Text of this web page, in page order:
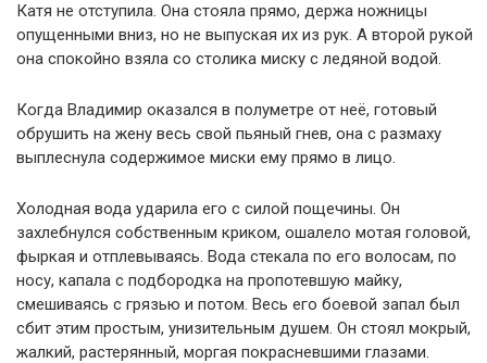
Катя не отступила. Она стояла прямо, держа ножницы
опущенными вниз, но не выпуская их из рук. А второй рукой
она спокойно взяла со столика миску с ледяной водой.
Когда Владимир оказался в полуметре от неё, готовый
обрушить на жену весь свой пьяный гнев, она с размаху
выплеснула содержимое миски ему прямо в лицо.
Холодная вода ударила его с силой пощечины. Он
захлебнулся собственным криком, ошалело мотая головой,
фыркая и отплевываясь. Вода стекала по его волосам, по
носу, капала с подбородка на пропотевшую майку,
смешиваясь с грязью и потом. Весь его боевой запал был
сбит этим простым, унизительным душем. Он стоял мокрый,
жалкий, растерянный, моргая покрасневшими глазами.